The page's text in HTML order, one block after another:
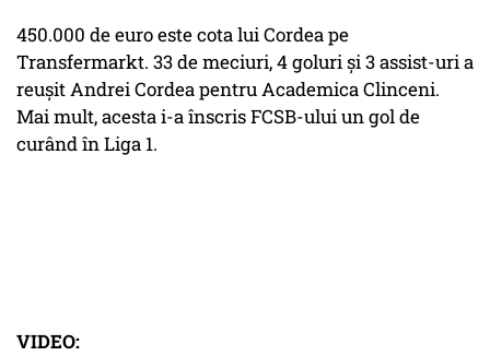
450.000 de euro este cota lui Cordea pe
Transfermarkt. 33 de meciuri, 4 goluri și 3 assist-uri a
reușit Andrei Cordea pentru Academica Clinceni.
Mai mult, acesta i-a înscris FCSB-ului un gol de
curând în Liga 1.
VIDEO: